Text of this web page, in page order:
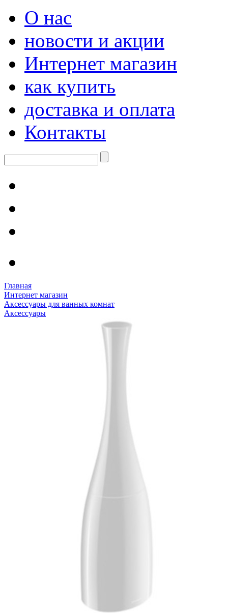
О нас
новости и акции
Интернет магазин
как купить
доставка и оплата
Контакты
Главная
Интернет магазин
Аксессуары для ванных комнат
Аксессуары